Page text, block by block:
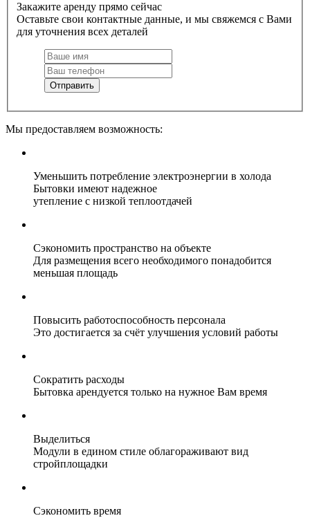
Закажите аренду прямо сейчас
Оставьте свои контактные данные, и мы свяжемся с Вами
для уточнения всех деталей
Отправить
Мы предоставляем возможность:
Уменьшить потребление электроэнергии в холода
Бытовки имеют надежное
утепление с низкой теплоотдачей
Сэкономить пространство на объекте
Для размещения всего необходимого понадобится
меньшая площадь
Повысить работоспособность персонала
Это достигается за счёт улучшения условий работы
Сократить расходы
Бытовка арендуется только на нужное Вам время
Выделиться
Модули в едином стиле облагораживают вид
стройплощадки
Сэкономить время